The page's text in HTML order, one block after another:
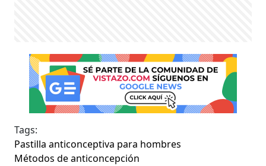
Tags:
Pastilla anticonceptiva para hombres
Métodos de anticoncepción